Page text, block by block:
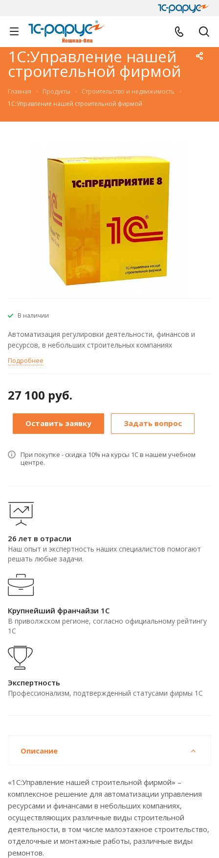
1С:Управление нашей
строительной фирмой
Главная Продукты
Строительство и недвижимость
1С:Управление нашей строительной фирмой
В наличии
Автоматизация регулировки деятельности, финансов и
ресурсов, в небольших строительных компаниях
Подробнее
27 100 руб.
Оставить заявку Задать вопрос
При покупке - скидка 10% на курсы 1С в нашем учебном
центре.
26 лет в отрасли
Наш опыт и экспертность наших специалистов помогают
решать любые задачи.
Крупнейший франчайзи 1С
В приволжском регионе, согласно официальному рейтингу
1С
Экспертность
Профессионализм, подтвержденный статусами фирмы 1С
Описание
«1С:Управление нашей строительной фирмой» –
комплексное решение для автоматизации управления
ресурсами и финансами в небольших компаниях,
осуществляющих различные виды строительной
деятельности, в том числе малоэтажное строительство,
отделочные и монтажные работы, различные виды
ремонтов.